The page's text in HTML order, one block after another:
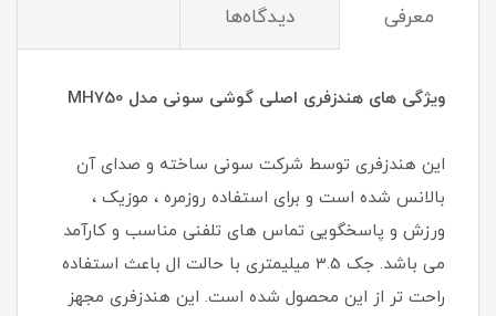
معرفی دیدگاه‌ها
ویژگی های هندزفری اصلی گوشی سونی مدل MH750
این هندزفری توسط شرکت سونی ساخته و صدای آن
بالانس شده است و برای استفاده روزمره ، موزیک ،
ورزش و پاسخگویی تماس های تلفنی مناسب و کارآمد
می باشد. جک 3.5 میلیمتری با حالت ال باعث استفاده
راحت تر از این محصول شده است. این هندزفری مجهز